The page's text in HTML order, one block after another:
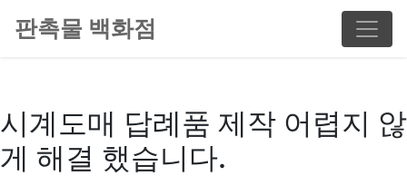
판촉물 백화점
시계도매 답례품 제작 어렵지 않
게 해결 했습니다.